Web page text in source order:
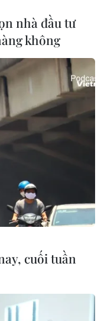
nhà đầu tư
không
cuối tuần